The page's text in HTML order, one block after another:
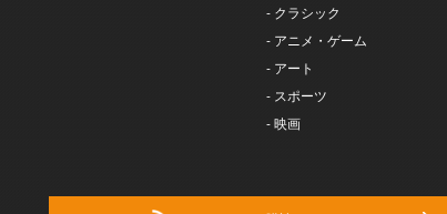
- クラシック
- アニメ・ゲーム
- アート
- スポーツ
- 映画